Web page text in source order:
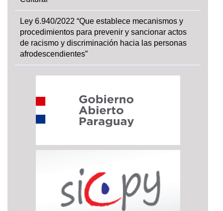
Ley 6.940/2022 “Que establece mecanismos y
procedimientos para prevenir y sancionar actos
de racismo y discriminación hacia las personas
afrodescendientes”